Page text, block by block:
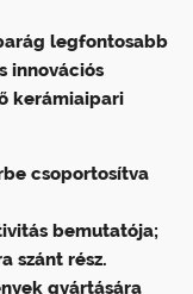
legfontosabb
innovációs
kerámiaipari
csoportosítva
bemutatója;
szánt rész.
gyártására